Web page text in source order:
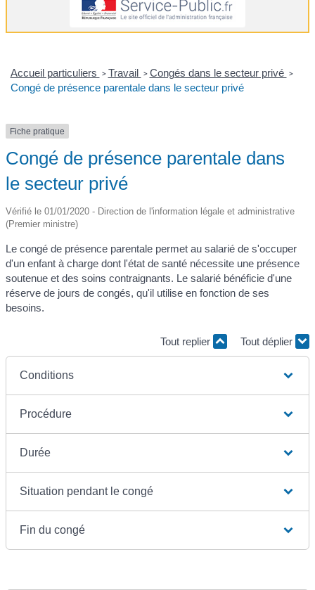
Accueil particuliers > Travail > Congés dans le secteur privé >
Congé de présence parentale dans le secteur privé
Fiche pratique
Congé de présence parentale dans
le secteur privé
Vérifié le 01/01/2020 - Direction de l'information légale et administrative
(Premier ministre)
Le congé de présence parentale permet au salarié de s'occuper
d'un enfant à charge dont l'état de santé nécessite une présence
soutenue et des soins contraignants. Le salarié bénéficie d'une
réserve de jours de congés, qu'il utilise en fonction de ses
besoins.
Tout replier Tout déplier
Conditions
Procédure
Durée
Situation pendant le congé
Fin du congé